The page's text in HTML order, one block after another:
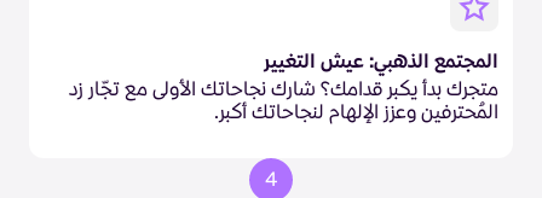
المجتمع الذهبي: عيش التغيير
متجرك بدأ يكبر قدامك؟ شارك نجاحاتك الأولى مع تجّار زد
المُحترفين وعزز الإلهام لنجاحاتك أكبر.
4